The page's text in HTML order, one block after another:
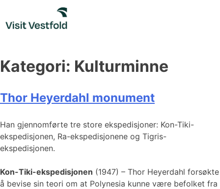
content
Kategori: Kulturminne
Thor Heyerdahl monument
​​​​Han gjennomførte tre store ekspedisjoner: Kon-Tiki-
ekspedisjonen, Ra-ekspedisjonene og Tigris-
ekspedisjonen.
Kon-Tiki-ekspedisjonen (1947) – Thor Heyerdahl forsøkte
å bevise sin teori om at Polynesia kunne være befolket fra